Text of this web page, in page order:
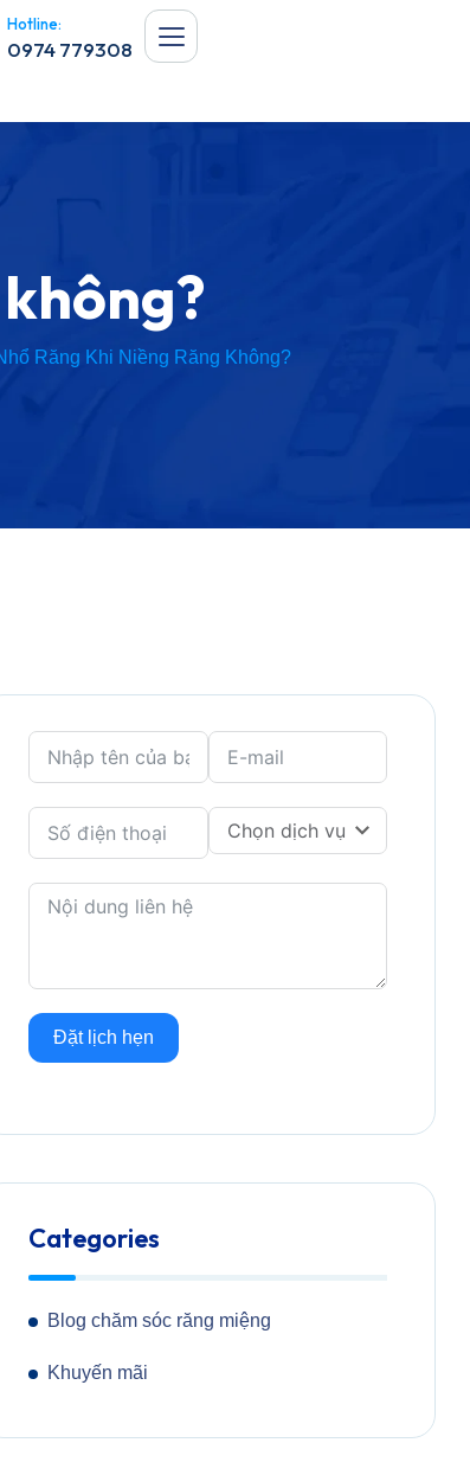
Hotline:
0974 779308
Răng Khi Niềng Răng Không?
Đặt lịch hẹn
Categories
Blog chăm sóc răng miệng
Khuyến mãi